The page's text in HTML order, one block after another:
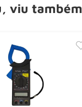
viu também